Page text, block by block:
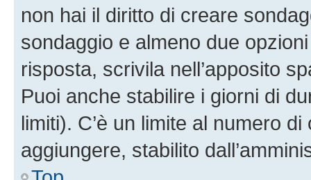
non hai il diritto di creare
sondaggio e almeno due
risposta, scrivila nell’apposito
Puoi anche stabilire i giorni di
limiti). C’è un limite al numero
aggiungere, stabilito